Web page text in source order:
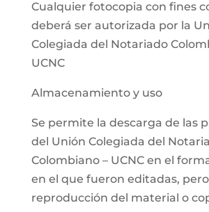
Cualquier fotocopia con fines
deberá ser autorizada por la
Colegiada del Notariado
UCNC
Almacenamiento y uso
Se permite la descarga de las
del Unión Colegiada del
Colombiano – UCNC en el
en el que fueron editadas,
reproducción del material o